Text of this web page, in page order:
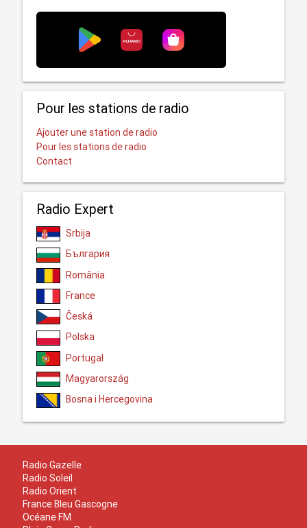
Pour les stations de radio
Ajouter une station de radio
Pour les stations de radio
Contact
Radio Expert
Srbija
България
România
France
Česká
Polska
Portugal
Magyarország
Bosna i Hercegovina
Radio Gazelle
Radio Soleil
Radio Orient
France Bleu Gascogne
Océane FM